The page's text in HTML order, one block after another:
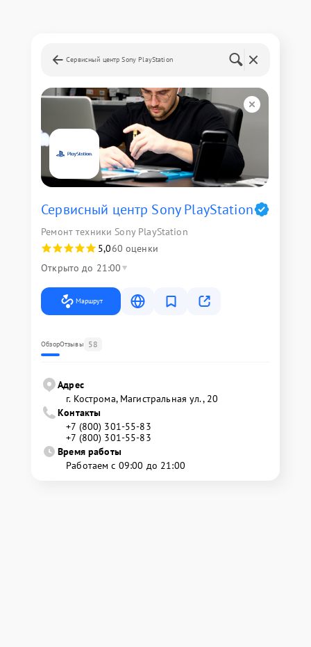
Сервисный центр Sony PlayStation
Сервисный центр Sony PlayStation
Ремонт техники Sony PlayStation
5,060 оценки
Открыто до 21:00
Маршрут
ОбзорОтзывы 58
Адрес
г. Кострома, Магистральная ул., 20
Контакты
+7 (800) 301-55-83
+7 (800) 301-55-83
Время работы
Работаем с 09:00 до 21:00